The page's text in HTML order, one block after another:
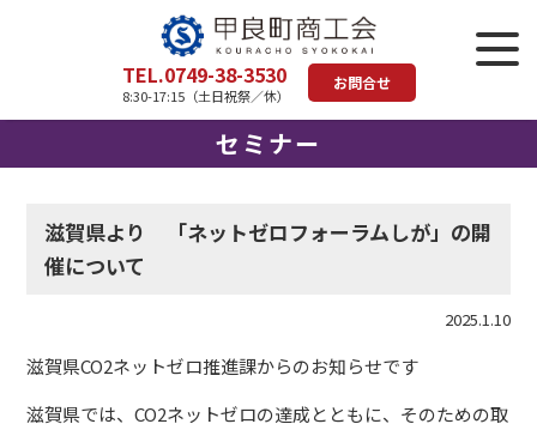
TEL.0749-38-3530
8:30-17:15（土日祝祭／休）
お問合せ
セミナー
滋賀県より 「ネットゼロフォーラムしが」の開
催について
2025.1.10
滋賀県CO2ネットゼロ推進課からのお知らせです
滋賀県では、CO2ネットゼロの達成とともに、そのための取